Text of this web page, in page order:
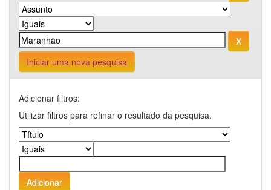
Iniciar uma nova pesquisa
Adicionar filtros:
Utilizar filtros para refinar o resultado da pesquisa.